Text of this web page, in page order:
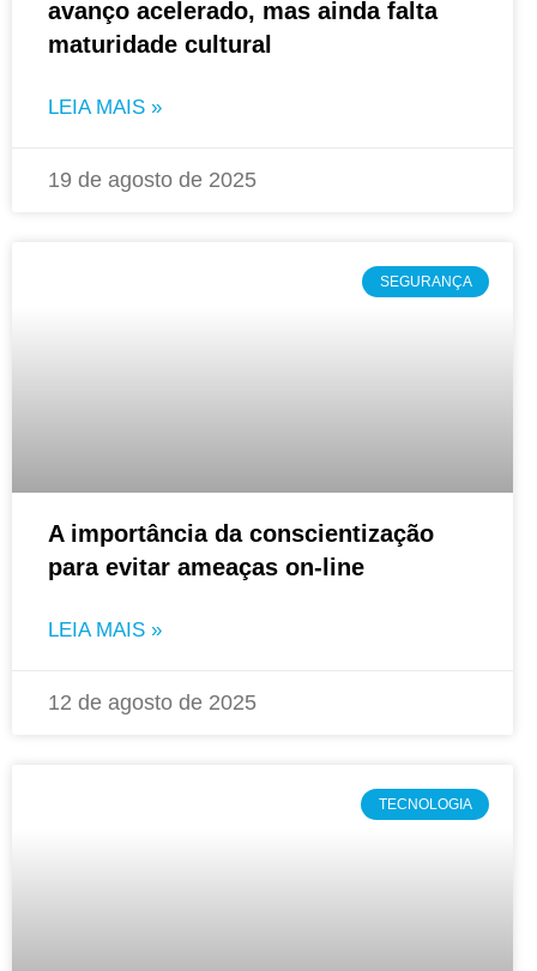
avanço acelerado, mas ainda falta
maturidade cultural
LEIA MAIS »
19 de agosto de 2025
SEGURANÇA
A importância da conscientização
para evitar ameaças on-line
LEIA MAIS »
12 de agosto de 2025
TECNOLOGIA